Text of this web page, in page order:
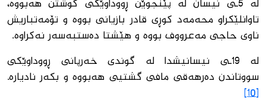
لە 5ـی نیسان لە پێنجوێن ڕووداوێكی كوشتن هەبووە،
تاوانلێكراو محەمەد كوڕی قادر بازیانی بووە و تۆمەتباریش
ناوی حاجی مەعرووف بووە و هێشتا دەستبەسەر نەكراوە.
لە 19ـی نیسانیشدا لە گوندی خەرپانی ڕووداوێكی
سووتاندن دەرهەقی مافی گشتیی هەبووە و بكەر نادیارە.
[10]